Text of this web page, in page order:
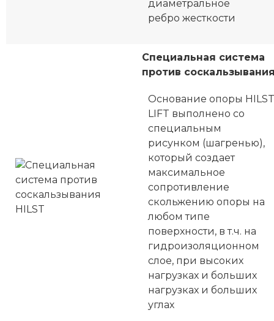
диаметральное
ребро жесткости
Специальная система
против
Основание опоры HILST
LIFT выполнено со
специальным
рисунком (шагренью),
который создает
максимальное
сопротивление
скольжению опоры на
любом типе
поверхности, в т.ч. на
гидроизоляционном
слое, при высоких
нагрузках и больших
нагрузках и больших
углах